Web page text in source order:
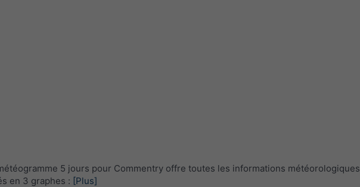
5 jours pour Commentry offre toutes les informations météorologiques
en 3 graphes : [Plus]